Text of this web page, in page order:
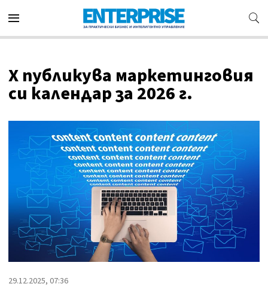
X публикува маркетинговия
си календар за 2026 г.
29.12.2025, 07:36